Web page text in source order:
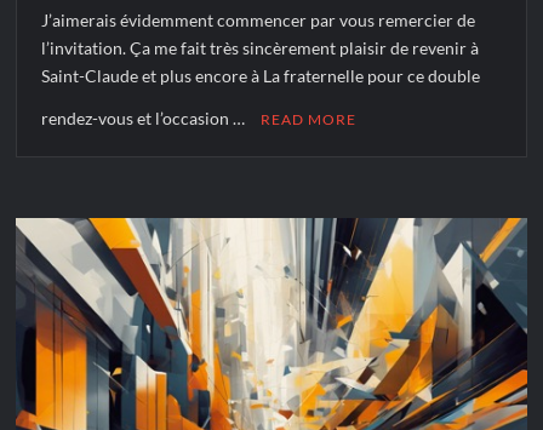
J’aimerais évidemment commencer par vous remercier de
l’invitation. Ça me fait très sincèrement plaisir de revenir à
Saint-Claude et plus encore à La fraternelle pour ce double
rendez-vous et l’occasion … READ MORE